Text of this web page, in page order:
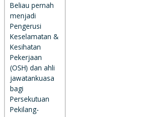
Beliau pernah
menjadi
Pengerusi
Keselamatan &
Kesihatan
Pekerjaan
(OSH) dan ahli
jawatankuasa
bagi
Persekutuan
Pekilang-